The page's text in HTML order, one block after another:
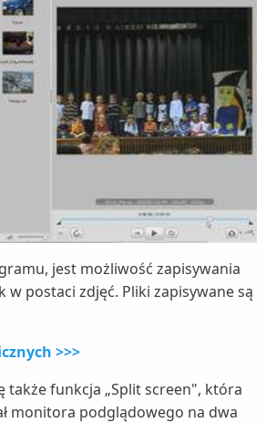
jest możliwość zapisywania
w postaci zdjęć. Pliki zapisywane są
>>>
także funkcja „Split screen", która
monitora podglądowego na dwa